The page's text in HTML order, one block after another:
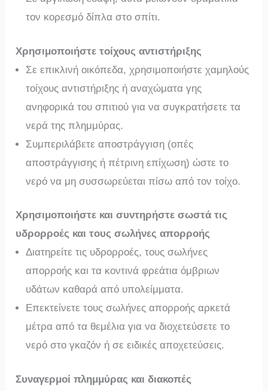
τον κορεσμό δίπλα στο σπίτι.
Χρησιμοποιήστε τοίχους αντιστήριξης
Σε επικλινή οικόπεδα, χρησιμοποιήστε χαμηλούς
τοίχους αντιστήριξης ή αναχώματα γης
ανηφορικά του σπιτιού για να συγκρατήσετε τα
νερά της πλημμύρας.
Συμπεριλάβετε αποστράγγιση (οπές
αποστράγγισης ή πέτρινη επίχωση) ώστε το
νερό να μη συσσωρεύεται πίσω από τον τοίχο.
Χρησιμοποιήστε και συντηρήστε σωστά τις
υδρορροές και τους σωλήνες απορροής
Διατηρείτε τις υδρορροές, τους σωλήνες
απορροής και τα κοντινά φρεάτια όμβριων
υδάτων καθαρά από υπολείμματα.
Επεκτείνετε τους σωλήνες απορροής αρκετά
μέτρα από τα θεμέλια για να διοχετεύσετε το
νερό στο γκαζόν ή σε ειδικές αποχετεύσεις.
Συναγερμοί πλημμύρας και διακοπές